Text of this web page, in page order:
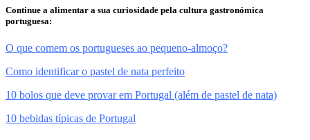
Continue a alimentar a sua curiosidade pela cultura gastronómica
portuguesa:
O que comem os portugueses ao pequeno-almoço?
Como identificar o pastel de nata perfeito
10 bolos que deve provar em Portugal (além de pastel de nata)
10 bebidas típicas de Portugal